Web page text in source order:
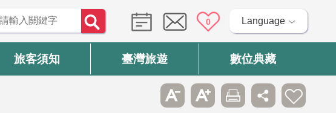
0 Language
旅客須知 臺灣旅遊 數位典藏